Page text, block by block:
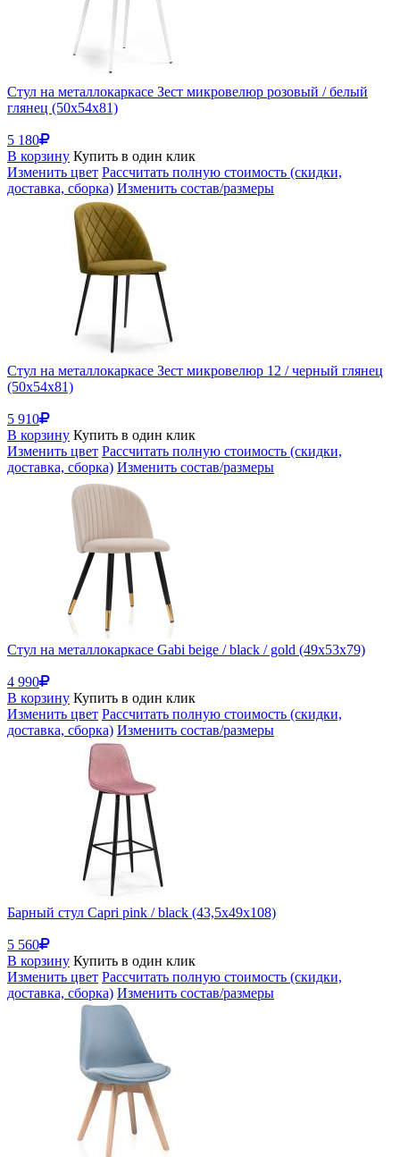
Стул на металлокаркасе Зест микровелюр розовый / белый
глянец (50x54x81)
5 180
В корзину Купить в один клик
Изменить цвет Рассчитать полную стоимость (скидки,
доставка, сборка) Изменить состав/размеры
Стул на металлокаркасе Зест микровелюр 12 / черный глянец
(50x54x81)
5 910
В корзину Купить в один клик
Изменить цвет Рассчитать полную стоимость (скидки,
доставка, сборка) Изменить состав/размеры
Стул на металлокаркасе Gabi beige / black / gold (49x53x79)
4 990
В корзину Купить в один клик
Изменить цвет Рассчитать полную стоимость (скидки,
доставка, сборка) Изменить состав/размеры
Барный стул Capri pink / black (43,5x49x108)
5 560
В корзину Купить в один клик
Изменить цвет Рассчитать полную стоимость (скидки,
доставка, сборка) Изменить состав/размеры